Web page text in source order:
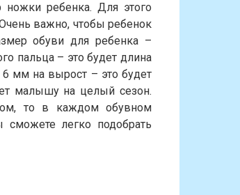
ножки ребенка. Для этого
важно, чтобы ребенок
обуви для ребенка –
пальца – это будет длина
мм на вырост – это будет
малышу на целый сезон.
то в каждом обувном
сможете легко подобрать